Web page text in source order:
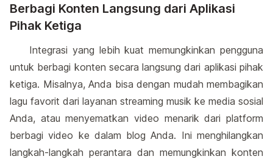
Berbagi Konten Langsung dari Aplikasi
Pihak Ketiga
Integrasi yang lebih kuat memungkinkan pengguna
untuk berbagi konten secara langsung dari aplikasi pihak
ketiga. Misalnya, Anda bisa dengan mudah membagikan
lagu favorit dari layanan streaming musik ke media sosial
Anda, atau menyematkan video menarik dari platform
berbagi video ke dalam blog Anda. Ini menghilangkan
langkah-langkah perantara dan memungkinkan konten